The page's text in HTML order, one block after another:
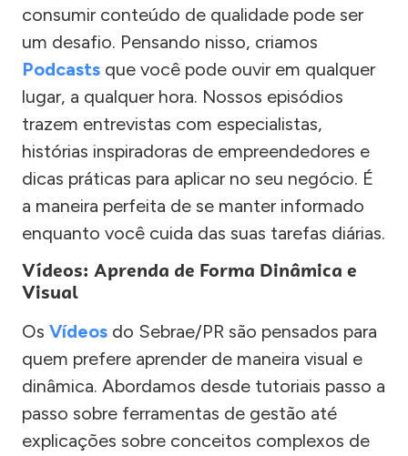
consumir conteúdo de qualidade pode ser
um desafio. Pensando nisso, criamos
Podcasts que você pode ouvir em qualquer
lugar, a qualquer hora. Nossos episódios
trazem entrevistas com especialistas,
histórias inspiradoras de empreendedores e
dicas práticas para aplicar no seu negócio. É
a maneira perfeita de se manter informado
enquanto você cuida das suas tarefas diárias.
Vídeos: Aprenda de Forma Dinâmica e
Visual
Os Vídeos do Sebrae/PR são pensados para
quem prefere aprender de maneira visual e
dinâmica. Abordamos desde tutoriais passo a
passo sobre ferramentas de gestão até
explicações sobre conceitos complexos de